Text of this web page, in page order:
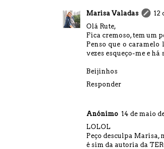
Marisa Valadas
12
Olá Rute,
Fica cremoso, tem um
Penso que o caramelo
vezes esqueço-me e
Beijinhos
Responder
Anónimo 14 de maio
LOLOL
Peço desculpa Marisa,
é sim da autoria da